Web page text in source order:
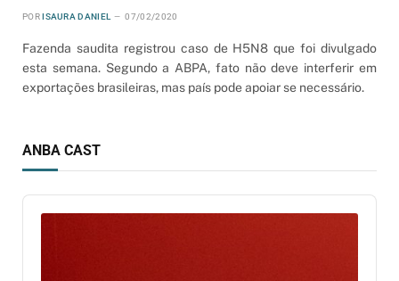
POR ISAURA DANIEL 07/02/2020
Fazenda saudita registrou caso de H5N8 que foi divulgado
esta semana. Segundo a ABPA, fato não deve interferir em
exportações brasileiras, mas país pode apoiar se necessário.
ANBA CAST
Audio
Player